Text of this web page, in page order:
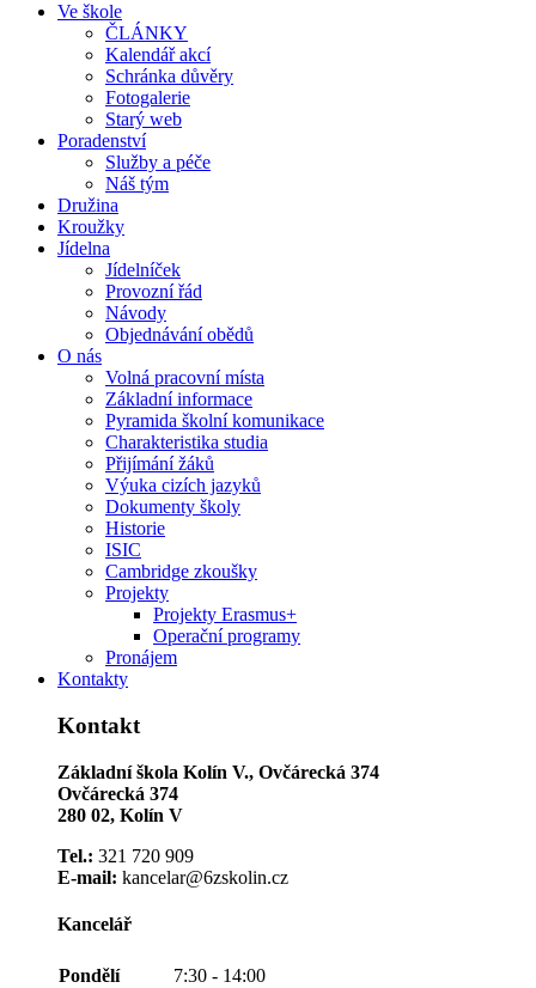
Ve škole
ČLÁNKY
Kalendář akcí
Schránka důvěry
Fotogalerie
Starý web
Poradenství
Služby a péče
Náš tým
Družina
Kroužky
Jídelna
Jídelníček
Provozní řád
Návody
Objednávání obědů
O nás
Volná pracovní místa
Základní informace
Pyramida školní komunikace
Charakteristika studia
Přijímání žáků
Výuka cizích jazyků
Dokumenty školy
Historie
ISIC
Cambridge zkoušky
Projekty
Projekty Erasmus+
Operační programy
Pronájem
Kontakty
Kontakt
Základní škola Kolín V., Ovčárecká 374
Ovčárecká 374
280 02, Kolín V
Tel.: 321 720 909
E-mail: kancelar@6zskolin.cz
Kancelář
Pondělí
7:30 - 14:00